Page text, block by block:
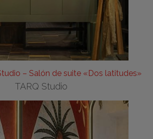
– Salón de suite «Dos latitudes»
TARQ Studio